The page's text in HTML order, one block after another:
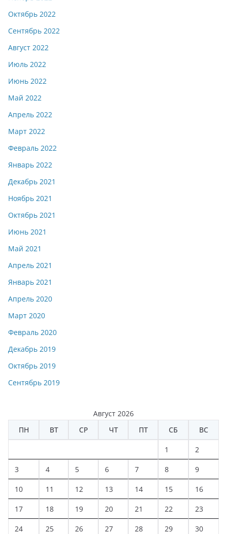
Октябрь 2022
Сентябрь 2022
Август 2022
Июль 2022
Июнь 2022
Май 2022
Апрель 2022
Март 2022
Февраль 2022
Январь 2022
Декабрь 2021
Ноябрь 2021
Октябрь 2021
Июнь 2021
Май 2021
Апрель 2021
Январь 2021
Апрель 2020
Март 2020
Февраль 2020
Декабрь 2019
Октябрь 2019
Сентябрь 2019
Август 2026
ПН
ВТ СР ЧТ ПТ СБ ВС
1 2
3 4 5 6 7 8 9
10 11 12 13 14 15 16
17 18 19 20 21 22 23
24 25 26 27 28 29 30